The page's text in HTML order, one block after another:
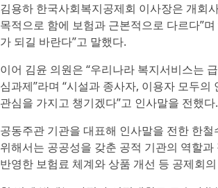
김용하 한국사회복지공제회 이사장은 개회
목적으로 함에 보험과 근본적으로 다르다”
가 되길 바란다”고 말했다.
이어 김윤 의원은 “우리나라 복지서비스는
심과제”라며 “시설과 종사자, 이용자 모두
관심을 가지고 챙기겠다”고 인사말을 전했다.
공동주관 기관을 대표해 인사말을 전한 한
위해서는 공공성을 갖춘 공적 기관의 역할
반영한 보험료 체계와 상품 개선 등 공제회